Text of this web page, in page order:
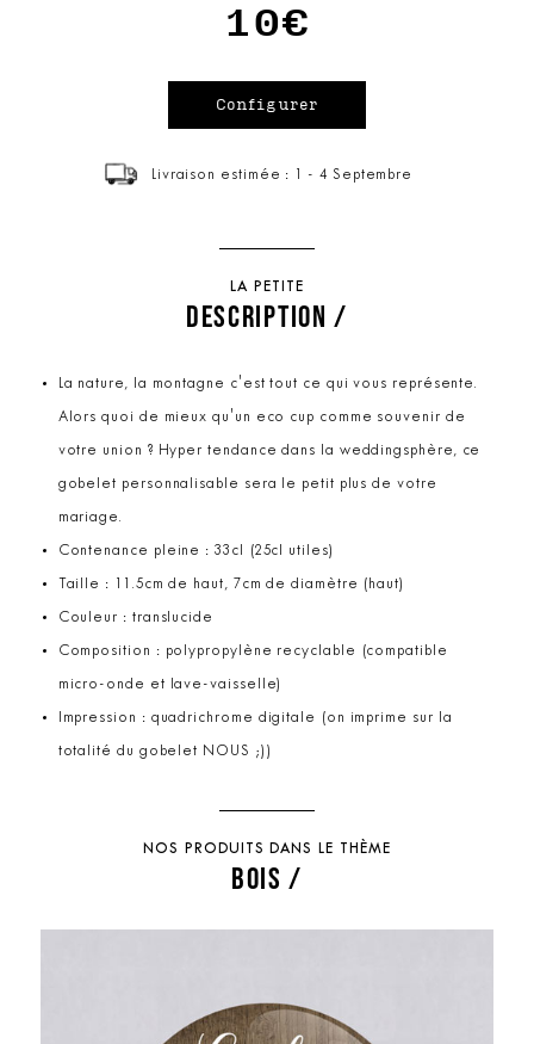
10€
Livraison estimée : 1 - 4 Septembre
LA PETITE
DESCRIPTION /
La nature, la montagne c'est tout ce qui vous représente.
Alors quoi de mieux qu'un eco cup comme souvenir de
votre union ? Hyper tendance dans la weddingsphère, ce
gobelet personnalisable sera le petit plus de votre
mariage.
Contenance pleine : 33cl (25cl utiles)
Taille : 11.5cm de haut, 7cm de diamètre (haut)
Couleur : translucide
Composition : polypropylène recyclable (compatible
micro-onde et lave-vaisselle)
Impression : quadrichrome digitale (on imprime sur la
totalité du gobelet NOUS ;))
NOS PRODUITS DANS LE THÈME
BOIS /